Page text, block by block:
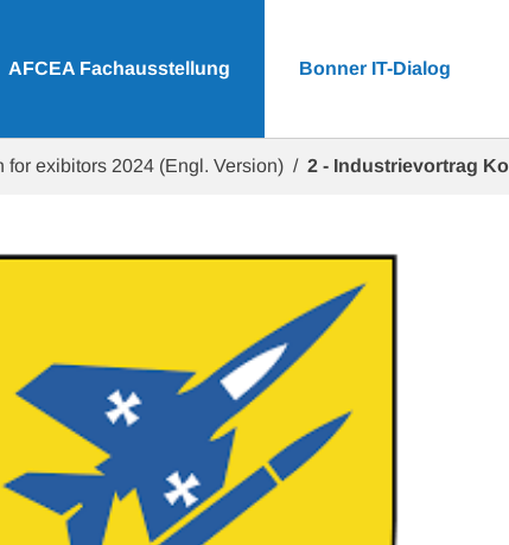
AFCEA Fachausstellung Bonner IT-Dialog
for exibitors 2024 (Engl. Version) 2 - Industrievortrag